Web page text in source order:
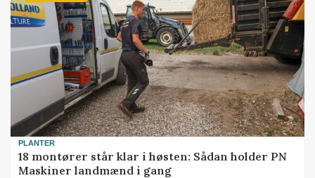
PLANTER
18 montører står klar i høsten: Sådan holder PN
Maskiner landmænd i gang